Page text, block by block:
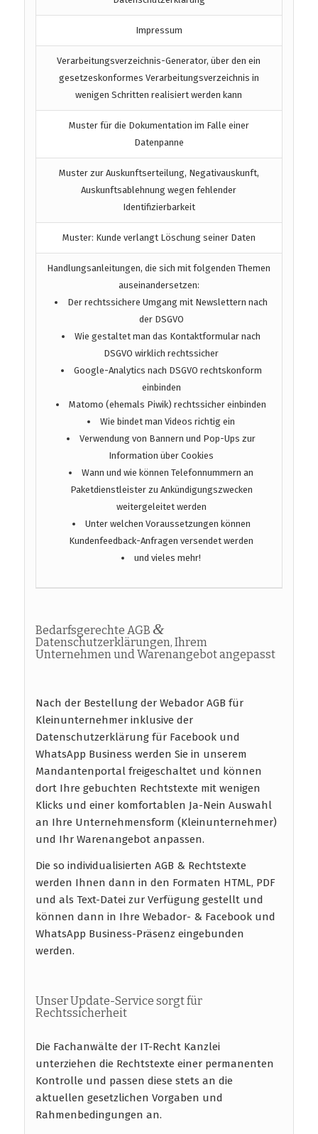
Impressum
Verarbeitungsverzeichnis-Generator, über den ein
gesetzeskonformes Verarbeitungsverzeichnis in
wenigen Schritten realisiert werden kann
Muster für die Dokumentation im Falle einer
Datenpanne
Muster zur Auskunftserteilung, Negativauskunft,
Auskunftsablehnung wegen fehlender
Identifizierbarkeit
Muster: Kunde verlangt Löschung seiner Daten
Handlungsanleitungen, die sich mit folgenden Themen
auseinandersetzen:
Der rechtssichere Umgang mit Newslettern nach
der DSGVO
Wie gestaltet man das Kontaktformular nach
DSGVO wirklich rechtssicher
Google-Analytics nach DSGVO rechtskonform
einbinden
Matomo (ehemals Piwik) rechtssicher einbinden
Wie bindet man Videos richtig ein
Verwendung von Bannern und Pop-Ups zur
Information über Cookies
Wann und wie können Telefonnummern an
Paketdienstleister zu Ankündigungszwecken
weitergeleitet werden
Unter welchen Voraussetzungen können
Kundenfeedback-Anfragen versendet werden
und vieles mehr!
Bedarfsgerechte AGB &
Datenschutzerklärungen, Ihrem
Unternehmen und Warenangebot angepasst
Nach der Bestellung der Webador AGB für
Kleinunternehmer inklusive der
Datenschutzerklärung für Facebook und
WhatsApp Business werden Sie in unserem
Mandantenportal freigeschaltet und können
dort Ihre gebuchten Rechtstexte mit wenigen
Klicks und einer komfortablen Ja-Nein Auswahl
an Ihre Unternehmensform (Kleinunternehmer)
und Ihr Warenangebot anpassen.
Die so individualisierten AGB & Rechtstexte
werden Ihnen dann in den Formaten HTML, PDF
und als Text-Datei zur Verfügung gestellt und
können dann in Ihre Webador- & Facebook und
WhatsApp Business-Präsenz eingebunden
werden.
Unser Update-Service sorgt für
Rechtssicherheit
Die Fachanwälte der IT-Recht Kanzlei
unterziehen die Rechtstexte einer permanenten
Kontrolle und passen diese stets an die
aktuellen gesetzlichen Vorgaben und
Rahmenbedingungen an.